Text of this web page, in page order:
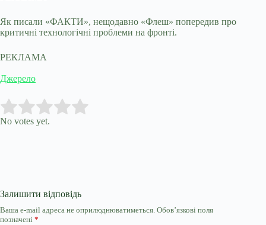
Як писали «ФАКТИ», нещодавно «Флеш» попередив про
критичні технологічні проблеми на фронті.
РЕКЛАМА
Джерело
Rate this item:
No votes yet.
Залишити відповідь
Ваша e-mail адреса не оприлюднюватиметься. Обов’язкові поля
позначені *